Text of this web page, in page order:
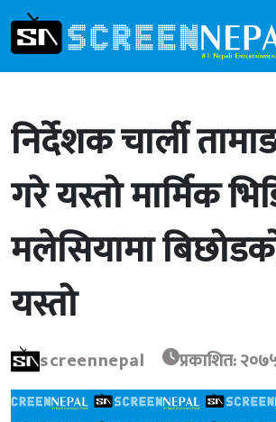
निर्देशक चार्ली
गरे यस्तो मार्मिक
मलेसियामा
यस्तो
screennepal प्रकाशित: